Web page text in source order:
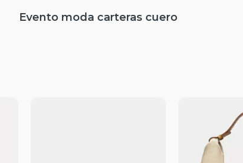
Evento moda carteras cuero